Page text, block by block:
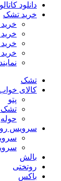
دانلود
خرید تشک
تشک
کالای
پتو
تشک
حوله
سرویس
بالش
روتختی
باکس